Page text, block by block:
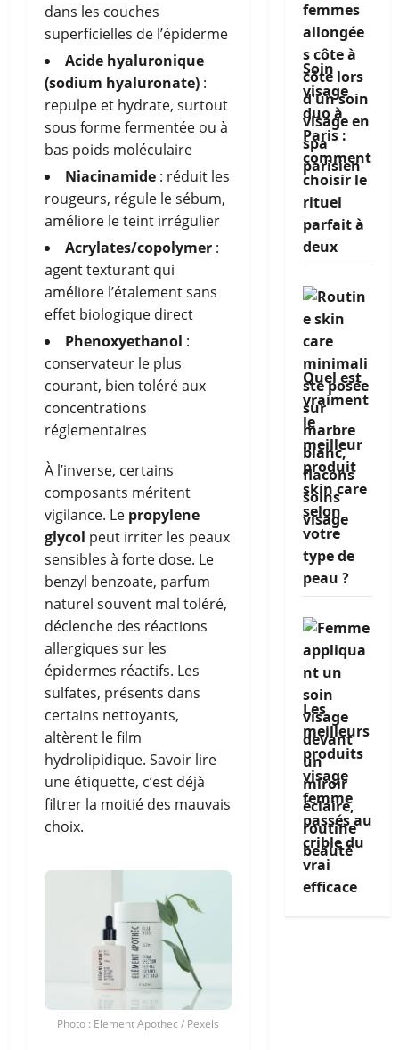
dans les couches
superficielles de l’épiderme
Acide hyaluronique
(sodium hyaluronate) :
repulpe et hydrate, surtout
sous forme fermentée ou à
bas poids moléculaire
Niacinamide : réduit les
rougeurs, régule le sébum,
améliore le teint irrégulier
Acrylates/copolymer :
agent texturant qui
améliore l’étalement sans
effet biologique direct
Phenoxyethanol :
conservateur le plus
courant, bien toléré aux
concentrations
réglementaires
À l’inverse, certains
composants méritent
vigilance. Le propylene
glycol peut irriter les peaux
sensibles à forte dose. Le
benzyl benzoate, parfum
naturel souvent mal toléré,
déclenche des réactions
allergiques sur les
épidermes réactifs. Les
sulfates, présents dans
certains nettoyants,
altèrent le film
hydrolipidique. Savoir lire
une étiquette, c’est déjà
filtrer la moitié des mauvais
choix.
Photo : Element Apothec / Pexels
Soin
visage
duo à
Paris :
comment
choisir le
rituel
parfait à
deux
Quel est
vraiment
le
meilleur
produit
skin care
selon
votre
type de
peau ?
Les
meilleurs
produits
visage
femme
passés au
crible du
vrai
efficace